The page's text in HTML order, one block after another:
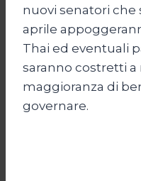
nuovi senatori che
aprile
Thai ed eventuali
saranno costretti
maggioranza di
governare.